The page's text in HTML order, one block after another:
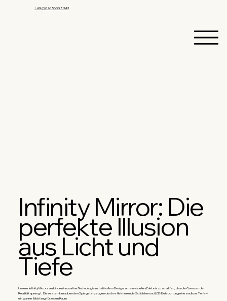
+49 (0) 176 560 98 343
Infinity Mirror: Die
perfekte Illusion
aus Licht und
Tiefe
Unsere Infinity Mirrors verbinden innovative Technologie mit stilvollem Design, um ein visuelles Erlebnis zu schaffen, das die Grenzen der
Realität sprengt. Diese atemberaubenden Spiegel erzeugen durch reflektierende Schichten und LED-Beleuchtung eine endlose Tiefe –
ein wahrer Blickfang für jeden Raum.